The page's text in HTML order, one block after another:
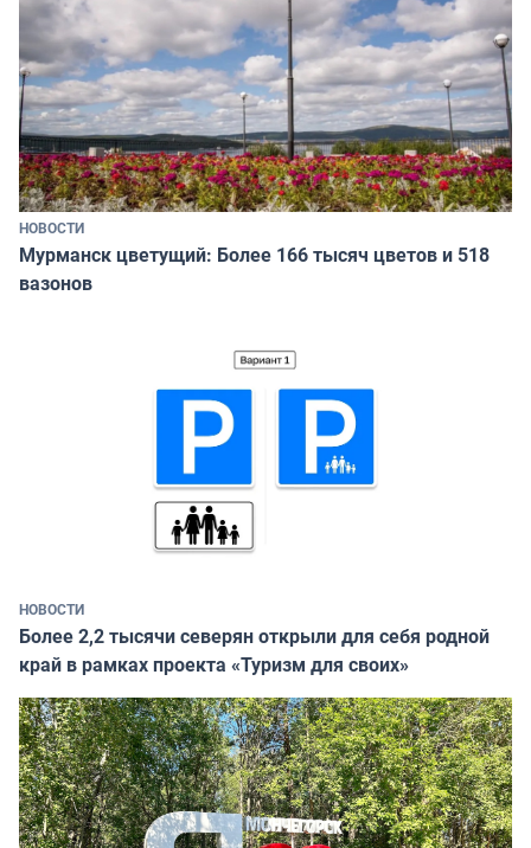
НОВОСТИ
Мурманск цветущий: Более 166 тысяч цветов и 518
вазонов
НОВОСТИ
Более 2,2 тысячи северян открыли для себя родной
край в рамках проекта «Туризм для своих»